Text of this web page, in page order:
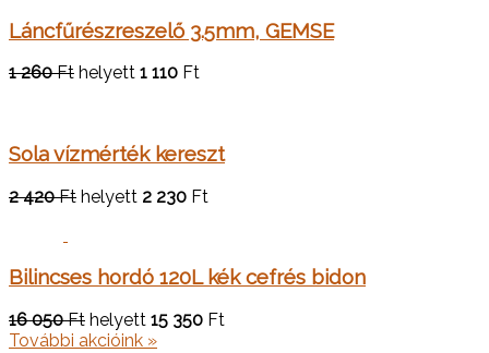
Láncfűrészreszelő 3.5mm, GEMSE
1 260 Ft helyett 1 110 Ft
Sola vízmérték kereszt
2 420 Ft helyett 2 230 Ft
Bilincses hordó 120L kék cefrés bidon
16 050 Ft helyett 15 350 Ft
További akcióink »